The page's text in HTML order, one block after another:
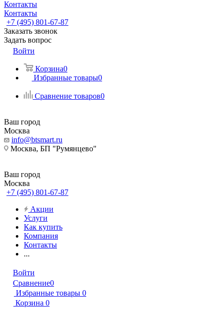
Контакты
Контакты
+7 (495) 801-67-87
Заказать звонок
Задать вопрос
Войти
Корзина0
Избранные товары0
Сравнение товаров0
Ваш город
Москва
info@btsmart.ru
Москва, БП "Румянцево"
Ваш город
Москва
+7 (495) 801-67-87
Акции
Услуги
Как купить
Компания
Контакты
...
Войти
Сравнение0
Избранные товары 0
Корзина 0